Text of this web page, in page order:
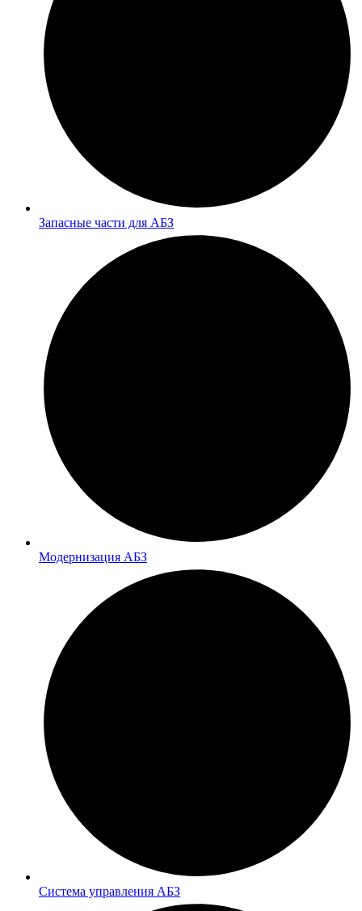
Запасные части для АБЗ
Модернизация АБЗ
Система управления АБЗ